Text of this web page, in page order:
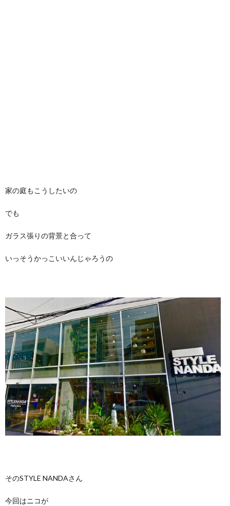
家の庭もこうしたいの
でも
ガラス張りの背景と合って
いっそうかっこいいんじゃろうの
そのSTYLE NANDAさん
今回はニコが